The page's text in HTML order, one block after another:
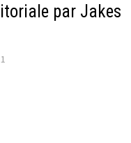
par Jakes